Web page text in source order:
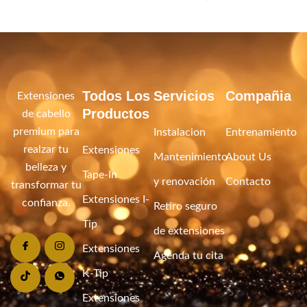
Extensiones
de cabello
premium para
realzar tu
belleza y
transformar tu
confianza.
Todos Los
Productos
Extensiones
Tape-In
Extensiones I-
Tip
Extensiones
K-Tip
Extensiones
Servicios
Instalacion
Mantenimiento
y renovación
Retiro seguro
de extensiones
Agenda tu cita
Compañia
Entrenamiento
About Us
Contacto